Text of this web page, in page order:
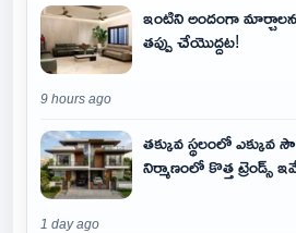
ఇంటిని అందంగా
తప్పు చేయొద్దట!
9 hours ago
తక్కువ స్థలంలో ఎక్కువ
నిర్మాణంలో కొత్త ట్రెండ్స్
1 day ago